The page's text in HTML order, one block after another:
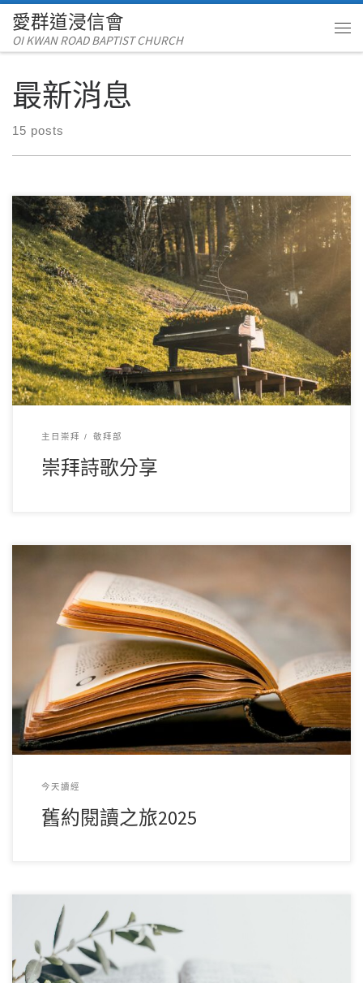
Skip to content
愛群道浸信會
OI KWAN ROAD BAPTIST CHURCH
最新消息
15 posts
請按下圖 順序播放，或往下方按小圖選擇詩歌。如果播放出
現問題，請按此 ↻ 刷新頁面。 或 […]
主日崇拜 敬拜部
崇拜詩歌分享
« 一年讀經計劃2024 （關鎮威牧師） 書卷目錄 《創世記》
《出埃及記》《利未記》《民數記》《申 […]
今天讀經
舊約閱讀之旅2025